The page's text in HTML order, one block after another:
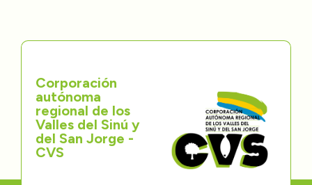
Participa
Trámites y Servicios
Contáctenos
Corporación
autónoma
regional de los
Valles del Sinú y
del San Jorge -
CVS